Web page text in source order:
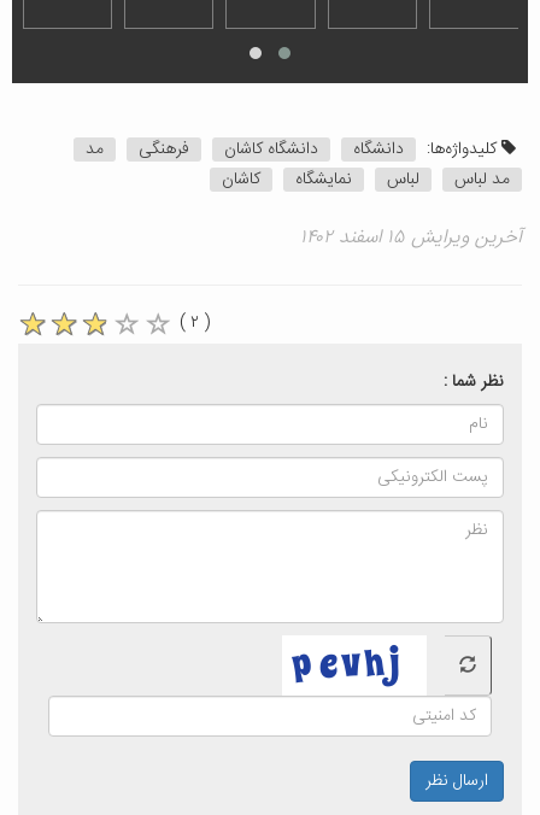
کلیدواژه‌ها: دانشگاه دانشگاه کاشان فرهنگی
مد
مد لباس
لباس نمایشگاه کاشان
آخرین ویرایش ۱۵ اسفند ۱۴۰۲
( ۲ )
نظر شما :
ارسال نظر